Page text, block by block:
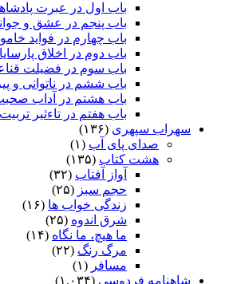
باب اول در عبرت
باب پنجم در عشق و
باب چهارم در فواید
باب دوم در اخلاق
باب سوم در فضیلت
باب ششم در ناتوانى و
باب هشتم در آداب
باب هفتم در تاءثیر تربیت
سهراب سپهری (۱۳۶)
صدای پای آب (۱)
هشت کتاب (۱۳۵)
آواز آفتاب (۳۲)
حجم سبز (۲۵)
زندگی خواب ها (۱۶)
شرق اندوه (۲۵)
ما هیچ، ما نگاه (۱۴)
مرگ رنگ (۲۲)
مسافر (۱)
شاهنامه فردوسی (۱,۰۳۴)